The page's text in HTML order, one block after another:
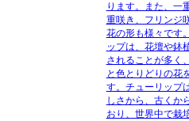
ります。また、一
重咲き、フリンジ
花の形も様々です
ップは、花壇や鉢
されることが多く
と色とりどりの花
す。チューリップ
しさから、古くか
おり、世界中で栽